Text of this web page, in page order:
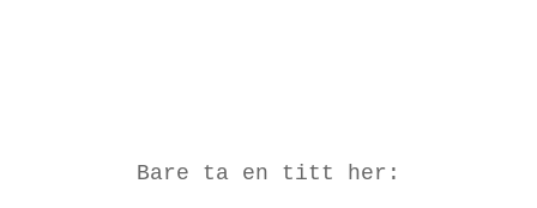
Bare ta en titt her: